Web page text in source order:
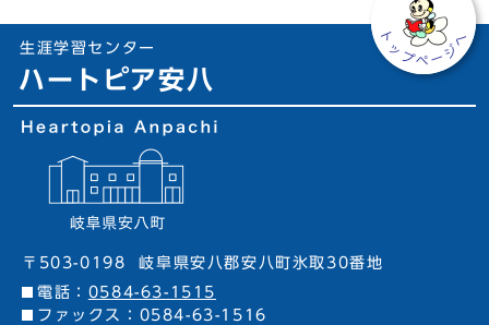
生涯学習センター
ハートピア安八
〒503-0198
岐阜県安八郡安八町氷取30番地
電話： 0584-63-1515
ファックス：0584-63-1516